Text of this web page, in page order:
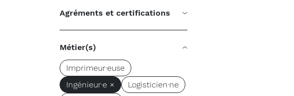
Agréments et certifications
Métier(s)
Imprimeur·euse
Ingénieur·e ×
Logisticien·ne